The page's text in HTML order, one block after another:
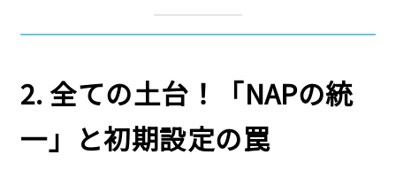
2. 全ての土台！「NAPの統
一」と初期設定の罠